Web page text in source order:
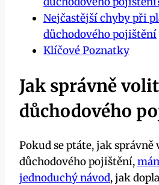
Nejčastější chyby při
důchodového pojištění
Klíčové Poznatky
Jak správně
důchodového
Pokud se ptáte, jak
důchodového pojištění,
jednoduchý návod, jak